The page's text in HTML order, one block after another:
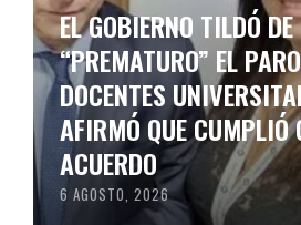
EL GOBIERNO TILDÓ DE
“PREMATURO” EL
DOCENTES
AFIRMÓ QUE CUMPLIÓ
ACUERDO
6 AGOSTO, 2026